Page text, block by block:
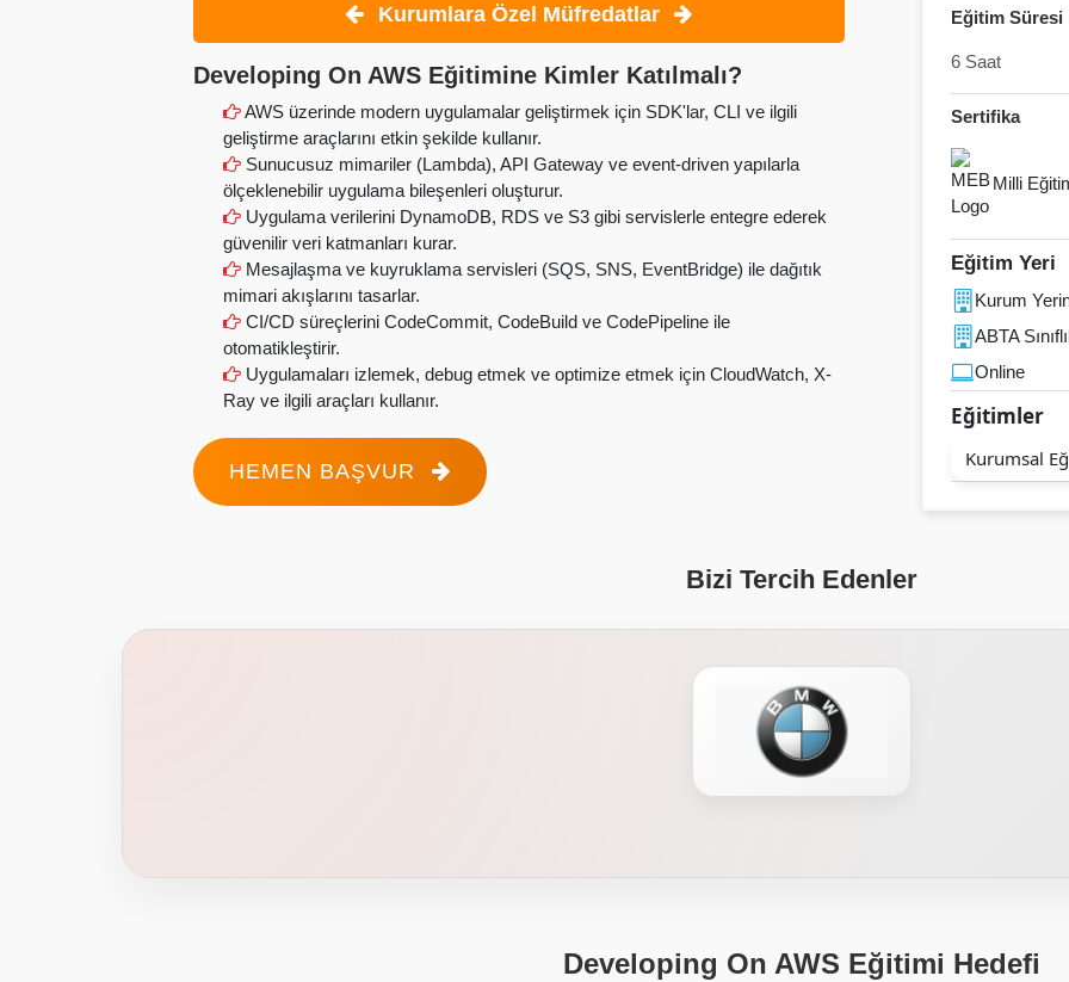
Kurumlara Özel Müfredatlar
Developing On AWS Eğitimine Kimler Katılmalı?
AWS üzerinde modern uygulamalar geliştirmek için SDK'lar, CLI ve ilgili
geliştirme araçlarını etkin şekilde kullanır.
Sunucusuz mimariler (Lambda), API Gateway ve event-driven yapılarla
ölçeklenebilir uygulama bileşenleri oluşturur.
Uygulama verilerini DynamoDB, RDS ve S3 gibi servislerle entegre ederek
güvenilir veri katmanları kurar.
Mesajlaşma ve kuyruklama servisleri (SQS, SNS, EventBridge) ile dağıtık
mimari akışlarını tasarlar.
CI/CD süreçlerini CodeCommit, CodeBuild ve CodePipeline ile
otomatikleştirir.
Uygulamaları izlemek, debug etmek ve optimize etmek için CloudWatch, X-
Ray ve ilgili araçları kullanır.
HEMEN BAŞVUR
Eğitim Süresi
6 Saat
Sertifika
Milli
Eğitim Yeri
Kurum
ABTA
Online
Eğitimler
Kurumsal
Bizi Tercih Edenler
Developing On AWS Eğitimi Hedefi